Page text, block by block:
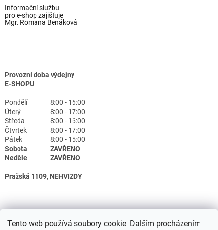
Tento web používá soubory cookie. Dalším procházením
Informační službu
pro e-shop zajišťuje
Mgr. Romana Benáková
Provozní doba výdejny
E-SHOPU
Pondělí
8:00 - 16:00
Úterý
8:00 - 17:00
Středa
8:00 - 16:00
Čtvrtek
8:00 - 17:00
Pátek
8:00 - 15:00
Sobota
ZAVŘENO
Neděle
ZAVŘENO
Pražská 1109, NEHVIZDY